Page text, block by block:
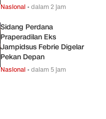
Nasional •dalam 2 jam
Sidang Perdana
Praperadilan Eks
Jampidsus Febrie Digelar
Pekan Depan
Nasional •dalam 5 jam